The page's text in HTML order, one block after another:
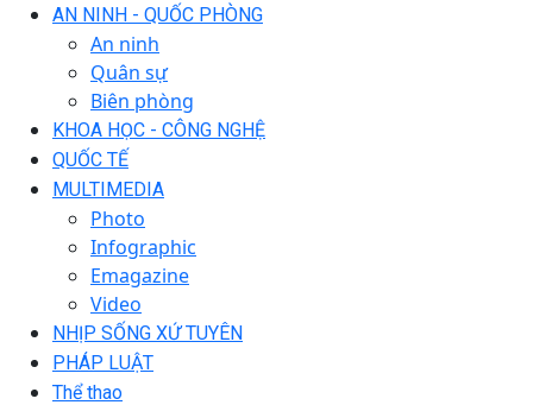
AN NINH - QUỐC PHÒNG
An ninh
Quân sự
Biên phòng
KHOA HỌC - CÔNG NGHỆ
QUỐC TẾ
MULTIMEDIA
Photo
Infographic
Emagazine
Video
NHỊP SỐNG XỨ TUYÊN
PHÁP LUẬT
Thể thao